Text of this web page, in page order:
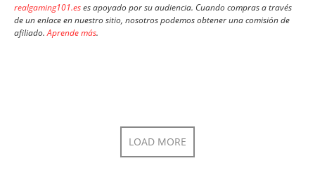
realgaming101.eses apoyado por su audiencia. Cuando compras a través
de un enlace en nuestro sitio, nosotros podemos obtener una comisión de
afiliado.Aprende más.
LOAD MORE